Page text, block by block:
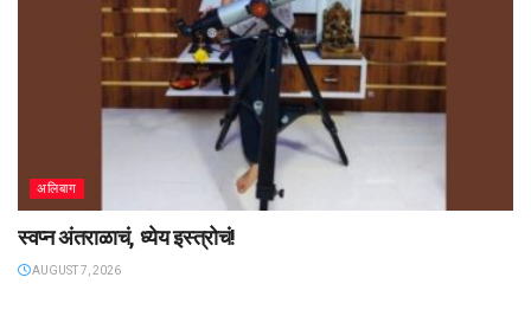
अलिबाग
स्वप्न अंतराळाचं, ध्येय इस्त्रोचं!
AUGUST 7, 2026